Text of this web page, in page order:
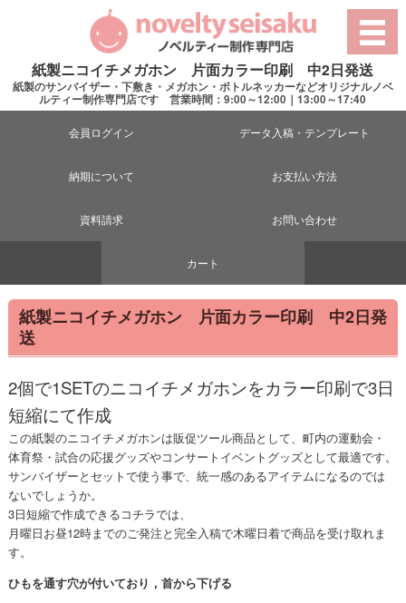
紙製ニコイチメガホン 片面カラー印刷 中2日発送
紙製のサンバイザー・下敷き・メガホン・ボトルネッカーなどオリジナルノベ
ルティー制作専門店です 営業時間：9:00～12:00｜13:00～17:40
会員ログイン データ入稿・テンプレート
納期について お支払い方法
資料請求 お問い合わせ
カート
紙製ニコイチメガホン 片面カラー印刷 中2日発
送
2個で1SETのニコイチメガホンをカラー印刷で3日
短縮にて作成
この紙製のニコイチメガホンは販促ツール商品として、町内の運動会・
体育祭・試合の応援グッズやコンサートイベントグッズとして最適です。
サンバイザーとセットで使う事で、統一感のあるアイテムになるのでは
ないでしょうか。
3日短縮で作成できるコチラでは、
月曜日お昼12時までのご発注と完全入稿で木曜日着で商品を受け取れま
す。
ひもを通す穴が付いており，首から下げる